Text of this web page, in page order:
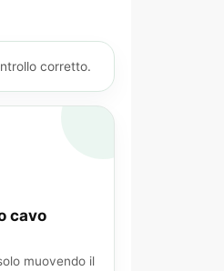
corretto.
cavo
muovendo il